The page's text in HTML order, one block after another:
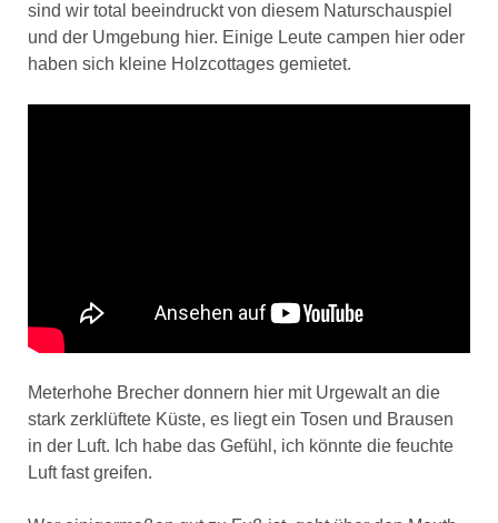
sind wir total beeindruckt von diesem Naturschauspiel
und der Umgebung hier. Einige Leute campen hier oder
haben sich kleine Holzcottages gemietet.
Meterhohe Brecher donnern hier mit Urgewalt an die
stark zerklüftete Küste, es liegt ein Tosen und Brausen
in der Luft. Ich habe das Gefühl, ich könnte die feuchte
Luft fast greifen.